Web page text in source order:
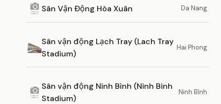
Sân Vận Động Hòa Xuân Da Nang
Sân vận động Lạch Tray (Lach Tray
Stadium)
Hai Phong
Sân vận động Ninh Bình (Ninh Binh
Stadium)
Ninh Bình